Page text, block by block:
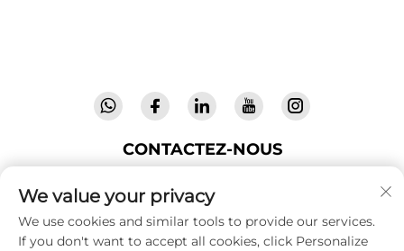
CONTACTEZ-NOUS
237158, Longshu Road, North Industry Park, Jin'an
Zone, Lu'an City, Anhui Province, Chine
We value your privacy
We use cookies and similar tools to provide our services.
If you don't want to accept all cookies, click Personalize